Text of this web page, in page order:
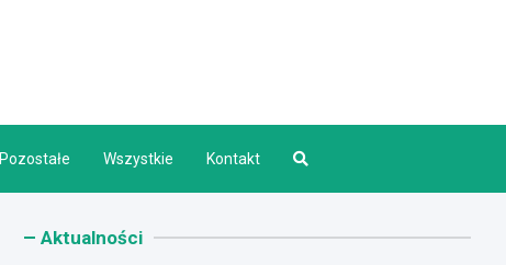
Pozostałe Wszystkie Kontakt
Aktualności